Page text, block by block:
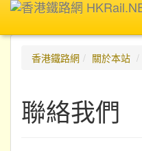
香港鐵路網
關於本站
聯絡我們